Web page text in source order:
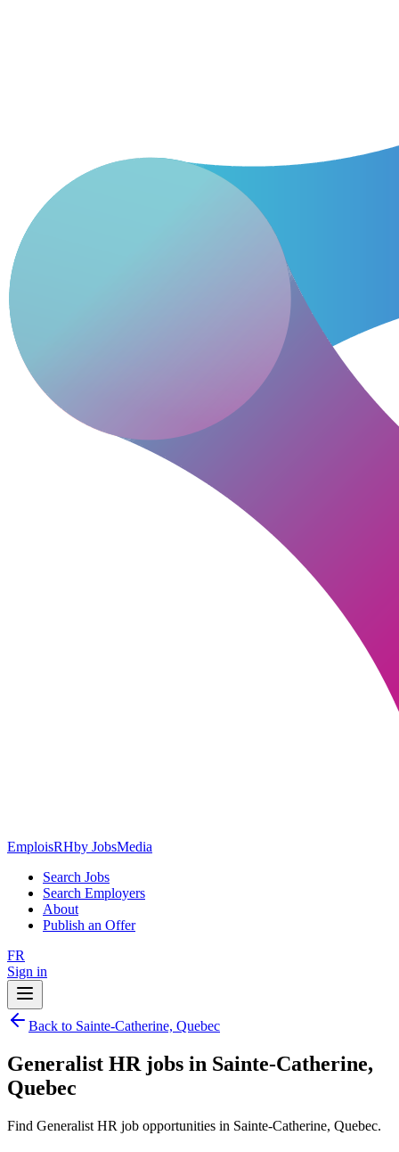
EmploisRHby JobsMedia
Search Jobs
Search Employers
About
Publish an Offer
FR
Sign in
Back to Sainte-Catherine, Quebec
Generalist HR jobs in Sainte-Catherine,
Quebec
Find Generalist HR job opportunities in Sainte-Catherine, Quebec.